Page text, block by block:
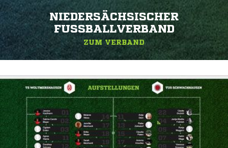
NIEDERSÄCHSISCHER
FUSSBALLVERBAND
ZUM VERBAND